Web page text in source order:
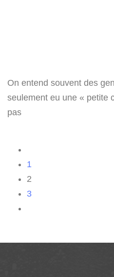
On entend souvent des
seulement eu une « petite
pas
1
2
3